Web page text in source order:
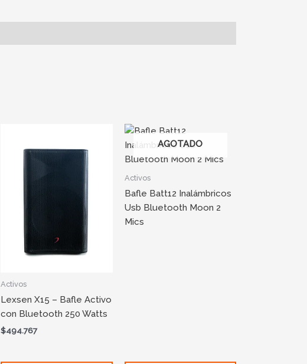
Activos
Lexsen X15 – Bafle Activo
con Bluetooth 250 Watts
$494.767
AGOTADO
Activos
Bafle Batt12 Inalámbricos
Usb Bluetooth Moon 2
Mics